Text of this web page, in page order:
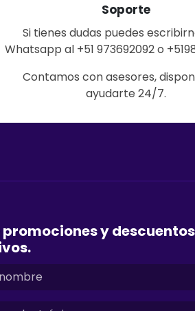
Soporte
Si tienes dudas puedes
Whatsapp al +51 973692092 o
Contamos con asesores,
ayudarte 24/7.
promociones y descuentos